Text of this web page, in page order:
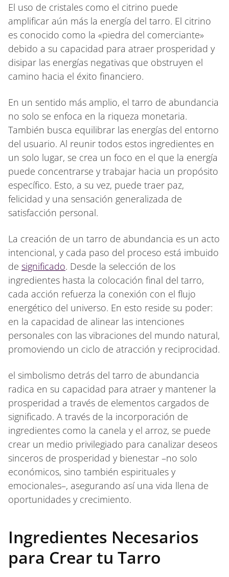
El uso de cristales como el citrino puede
amplificar aún más la energía del tarro. El citrino
es conocido como la «piedra del comerciante»
debido a su capacidad para atraer prosperidad y
disipar las energías negativas que obstruyen el
camino hacia el éxito financiero.
En un sentido más amplio, el tarro de abundancia
no solo se enfoca en la riqueza monetaria.
También busca equilibrar las energías del entorno
del usuario. Al reunir todos estos ingredientes en
un solo lugar, se crea un foco en el que la energía
puede concentrarse y trabajar hacia un propósito
específico. Esto, a su vez, puede traer paz,
felicidad y una sensación generalizada de
satisfacción personal.
La creación de un tarro de abundancia es un acto
intencional, y cada paso del proceso está imbuido
de significado. Desde la selección de los
ingredientes hasta la colocación final del tarro,
cada acción refuerza la conexión con el flujo
energético del universo. En esto reside su poder:
en la capacidad de alinear las intenciones
personales con las vibraciones del mundo natural,
promoviendo un ciclo de atracción y reciprocidad.
el simbolismo detrás del tarro de abundancia
radica en su capacidad para atraer y mantener la
prosperidad a través de elementos cargados de
significado. A través de la incorporación de
ingredientes como la canela y el arroz, se puede
crear un medio privilegiado para canalizar deseos
sinceros de prosperidad y bienestar –no solo
económicos, sino también espirituales y
emocionales–, asegurando así una vida llena de
oportunidades y crecimiento.
Ingredientes Necesarios
para Crear tu Tarro